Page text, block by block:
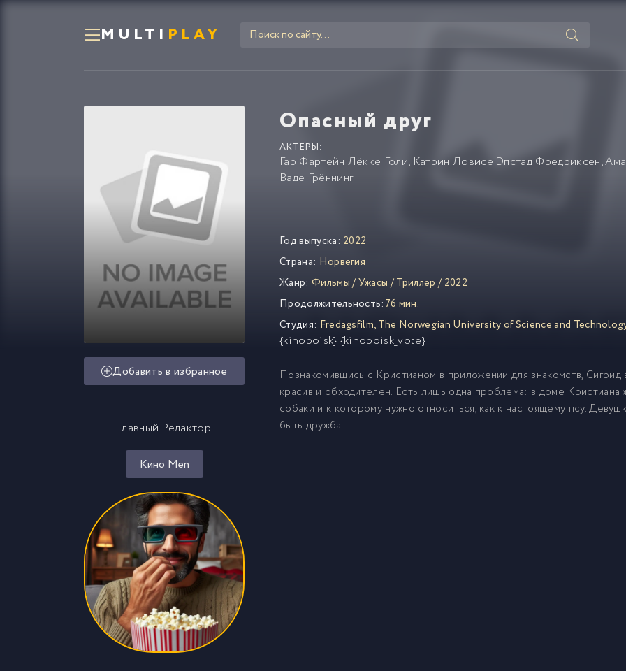
MULTI PLAY
Опасный друг
АКТЕРЫ:
Гар Фартейн Лёкке Голи, Катрин Ловисе Эпстад Фредриксен,
Ваде Грённинг
Добавить в избранное
Главный Редактор
Кино Men
Год выпуска: 2022
Страна: Норвегия
Жанр: Фильмы/Ужасы /Триллер / 2022
Продолжительность:76 мин.
Студия: Fredagsfilm,The Norwegian University of Science and
{kinopoisk} {kinopoisk_vote}
Познакомившись с Кристианом в приложении для знакомств, Сигрид
красив и обходителен. Есть лишь одна проблема: в доме
собаки и к которому нужно относиться, как к настоящему псу.
быть дружба.